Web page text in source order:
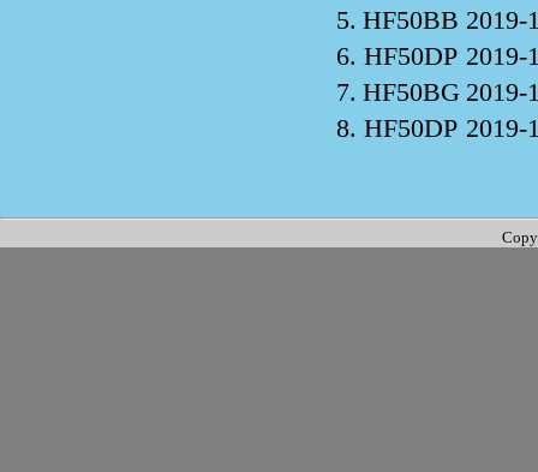
5. HF50BB 2019-
6. HF50DP 2019-
7. HF50BG 2019-
8. HF50DP 2019-